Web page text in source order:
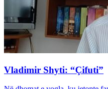
Vladimir Shyti: “Çifuti”